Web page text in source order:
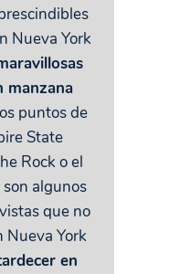
Nueva York
manzana
puntos de
State
Rock o el
algunos
que no
Nueva York
en